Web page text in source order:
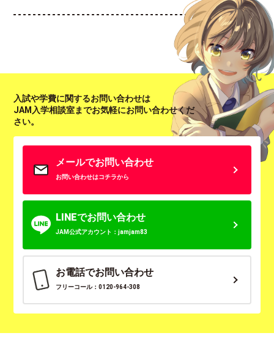
入試や学費に関するお問い合わせは
JAM入学相談室までお気軽にお問い合わせくだ
さい。
メールでお問い合わせ
お問い合わせはコチラから
LINEでお問い合わせ
JAM公式アカウント：jamjam83
お電話でお問い合わせ
フリーコール：0120-964-308